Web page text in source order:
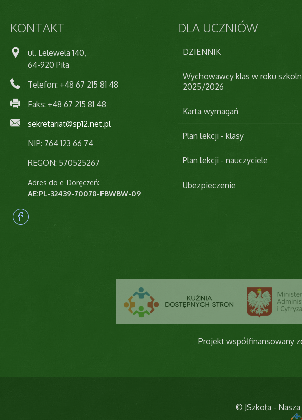
KONTAKT
ul. Lelewela 140,
64-920 Piła
Telefon: +48 67 215 81 48
Faks: +48 67 215 81 48
sekretariat@sp12.net.pl
NIP: 764 123 66 74
REGON: 570525267
Adres do e-Doręczeń:
AE:PL-32439-70078-FBWBW-09
DLAUCZNIÓW
DZIENNIK
Wychowawcy klas w roku
2025/2026
Karta wymagań
Plan lekcji - klasy
Plan lekcji - nauczyciele
Ubezpieczenie
Projekt współfinansowany
© JSzkoła -